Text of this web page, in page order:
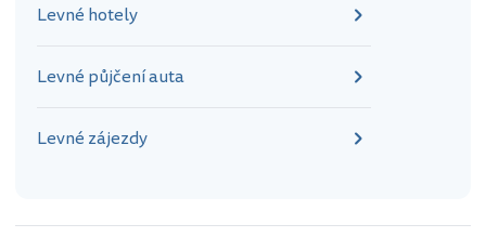
Levné hotely
Levné půjčení auta
Levné zájezdy